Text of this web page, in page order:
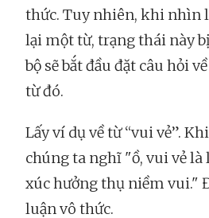
thức. Tuy nhiên, khi nhìn
lại một từ, trạng thái này
bộ sẽ bắt đầu đặt câu hỏi
từ đó.
Lấy ví dụ về từ “vui vẻ”.
chúng ta nghĩ "ồ, vui vẻ là
xúc hưởng thụ niềm vui."
luận vô thức.